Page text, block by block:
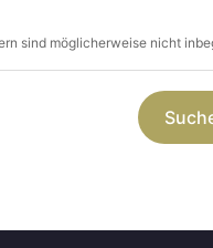
sind möglicherweise nicht